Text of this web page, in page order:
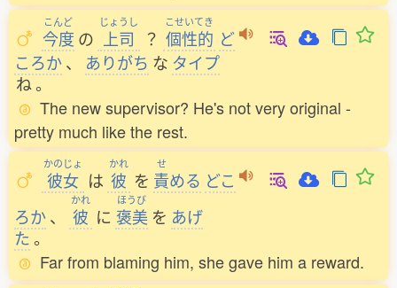
こんど
今度 の
じょうし
上司 ？
こせいてき
個性的 ど
ころか 、 ありがち な タイプ
ね。
The new supervisor? He's not very original -
pretty much like the rest.
かのじょ
彼女 は
かれ
彼 を
せ
責める どこ
ろか 、
かれ
彼 に
ほうび
褒美 を あげ
た。
Far from blaming him, she gave him a reward.